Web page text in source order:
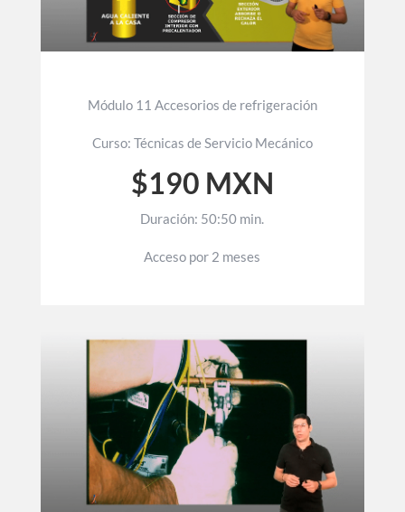
Módulo 11 Accesorios de refrigeración
Curso: Técnicas de Servicio Mecánico
$190 MXN
Duración: 50:50 min.
Acceso por 2 meses